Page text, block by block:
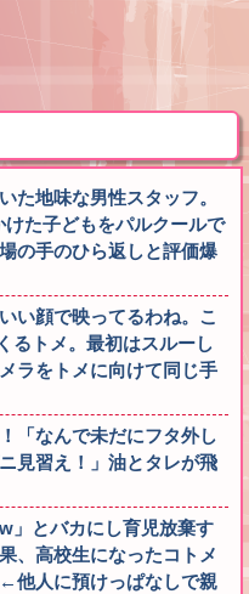
た地味な男性スタッフ。
た子どもをパルクールで
の手のひら返しと評価爆
い顔で映ってるわね。こ
るトメ。最初はスルーし
ラをトメに向けて同じ手
「なんで未だにフタ外し
見習え！」油とタレが飛
」とバカにし育児放棄す
、高校生になったコトメ
他人に預けっぱなしで親